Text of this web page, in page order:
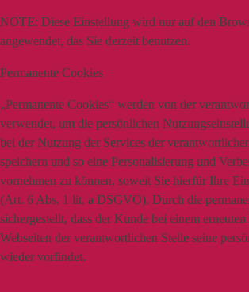
NOTE: Diese Einstellung wird nur auf den
angewendet, das Sie derzeit benutzen.
Permanente Cookies
„Permanente Cookies“ werden von der
verwendet, um die persönlichen
bei der Nutzung der Services der
speichern und so eine Personalisierung und
vornehmen zu können, soweit Sie hierfür Ihre
(Art. 6 Abs. 1 lit. a DSGVO). Durch die
sichergestellt, dass der Kunde bei einem
Webseiten der verantwortlichen Stelle seine
wieder vorfindet.